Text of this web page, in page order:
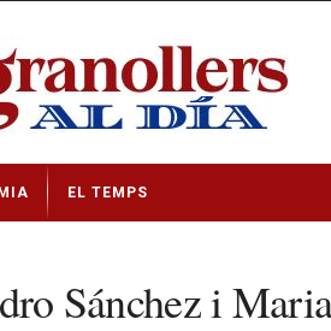
EL TEMPS
Sánchez i